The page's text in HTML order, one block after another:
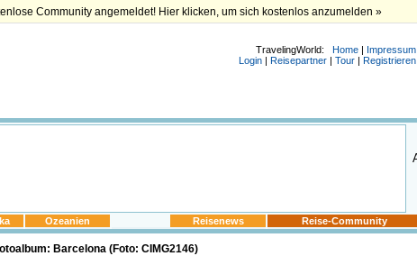
Community angemeldet! Hier klicken, um sich kostenlos anzumelden »
TravelingWorld: Home | Impressum
Login | Reisepartner | Tour | Registrieren
Ozeanien Reisenews Reise-Community
Barcelona (Foto: CIMG2146)